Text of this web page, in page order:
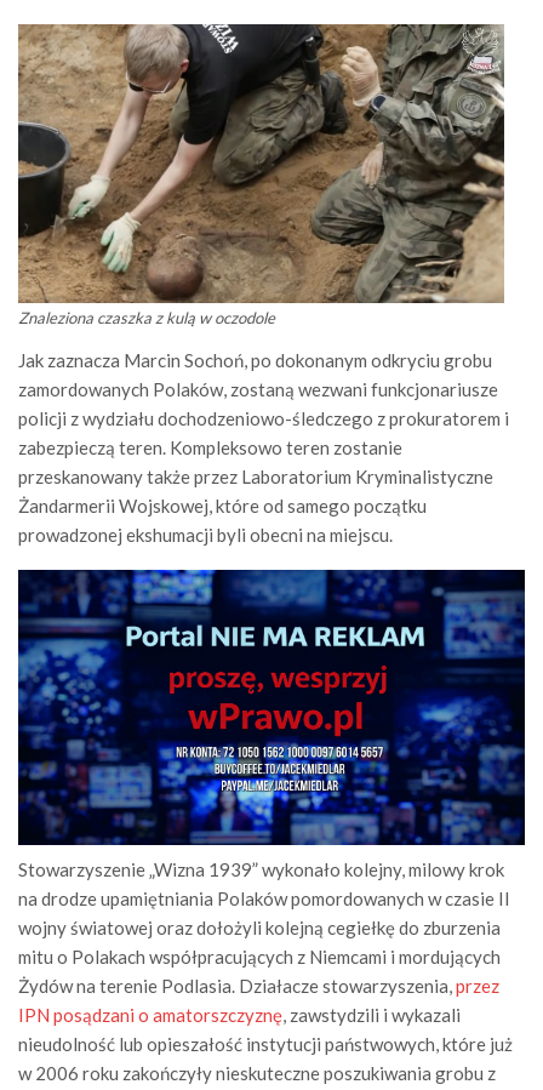
Znaleziona czaszka z kulą w oczodole
Jak zaznacza Marcin Sochoń, po dokonanym odkryciu grobu
zamordowanych Polaków, zostaną wezwani funkcjonariusze
policji z wydziału dochodzeniowo-śledczego z prokuratorem i
zabezpieczą teren. Kompleksowo teren zostanie
przeskanowany także przez Laboratorium Kryminalistyczne
Żandarmerii Wojskowej, które od samego początku
prowadzonej ekshumacji byli obecni na miejscu.
Stowarzyszenie „Wizna 1939” wykonało kolejny, milowy krok
na drodze upamiętniania Polaków pomordowanych w czasie II
wojny światowej oraz dołożyli kolejną cegiełkę do zburzenia
mitu o Polakach współpracujących z Niemcami i mordujących
Żydów na terenie Podlasia. Działacze stowarzyszenia,przez
IPN posądzani o amatorszczyznę, zawstydzili i wykazali
nieudolność lub opieszałość instytucji państwowych, które już
w 2006 roku zakończyły nieskuteczne poszukiwania grobu z